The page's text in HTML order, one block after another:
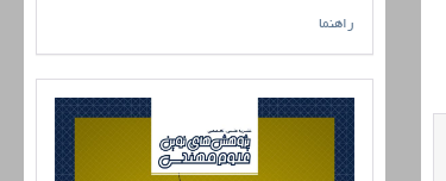
راهنما